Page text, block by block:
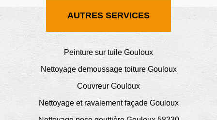
AUTRES SERVICES
Peinture sur tuile Gouloux
Nettoyage demoussage toiture Gouloux
Couvreur Gouloux
Nettoyage et ravalement façade Gouloux